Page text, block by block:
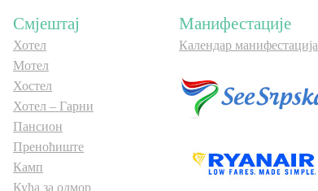
Смјештај
Хотел
Мотел
Хостел
Хотел – Гарни
Пансион
Преноћиште
Камп
Кућа за одмор
Манифестације
Календар манифестација